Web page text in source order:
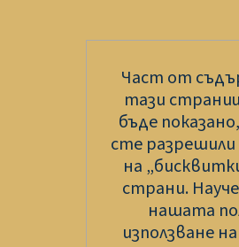
Част от
тази
бъде
сте
на
страни.
нашата
използване